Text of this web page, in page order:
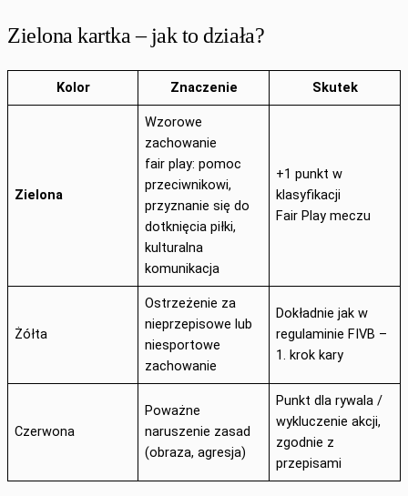
Zielona kartka – jak to działa?
Kolor Znaczenie Skutek
Zielona
Wzorowe
zachowanie
fair play: pomoc
przeciwnikowi,
przyznanie się do
dotknięcia piłki,
kulturalna
komunikacja
+1 punkt w
klasyfikacji
Fair Play meczu
Żółta
Ostrzeżenie za
nieprzepisowe lub
niesportowe
zachowanie
Dokładnie jak w
regulaminie FIVB –
1. krok kary
Czerwona
Poważne
naruszenie zasad
(obraza, agresja)
Punkt dla rywala /
wykluczenie akcji,
zgodnie z
przepisami